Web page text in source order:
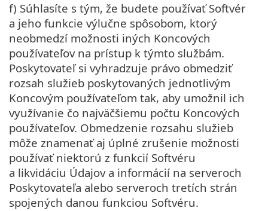
f) Súhlasíte s tým, že budete používať Softvér
a jeho funkcie výlučne spôsobom, ktorý
neobmedzí možnosti iných Koncových
používateľov na prístup k týmto službám.
Poskytovateľ si vyhradzuje právo obmedziť
rozsah služieb poskytovaných jednotlivým
Koncovým používateľom tak, aby umožnil ich
využívanie čo najväčšiemu počtu Koncových
používateľov. Obmedzenie rozsahu služieb
môže znamenať aj úplné zrušenie možnosti
používať niektorú z funkcií Softvéru
a likvidáciu Údajov a informácií na serveroch
Poskytovateľa alebo serveroch tretích strán
spojených danou funkciou Softvéru.